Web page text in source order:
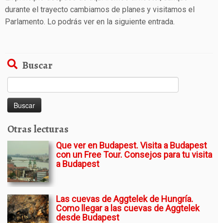
durante el trayecto cambiamos de planes y visitamos el
Parlamento. Lo podrás ver en la siguiente entrada.
Buscar
Otras lecturas
Que ver en Budapest. Visita a Budapest
con un Free Tour. Consejos para tu visita
a Budapest
Las cuevas de Aggtelek de Hungría.
Como llegar a las cuevas de Aggtelek
desde Budapest